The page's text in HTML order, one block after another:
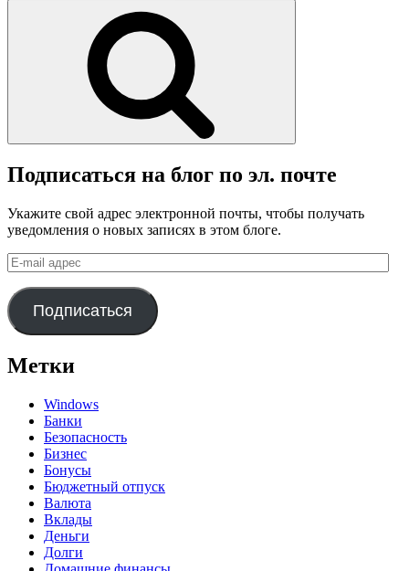
Подписаться на блог по эл. почте
Укажите свой адрес электронной почты, чтобы получать
уведомления о новых записях в этом блоге.
E-
mail
адрес
Подписаться
Метки
Windows
Банки
Безопасность
Бизнес
Бонусы
Бюджетный отпуск
Валюта
Вклады
Деньги
Долги